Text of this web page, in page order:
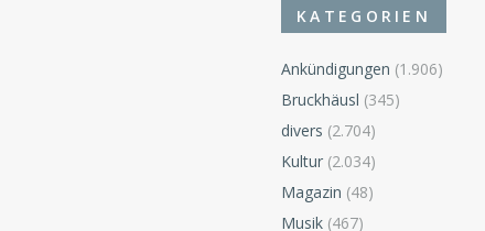
KATEGORIEN
Ankündigungen (1.906)
Bruckhäusl (345)
divers (2.704)
Kultur (2.034)
Magazin (48)
Musik (467)